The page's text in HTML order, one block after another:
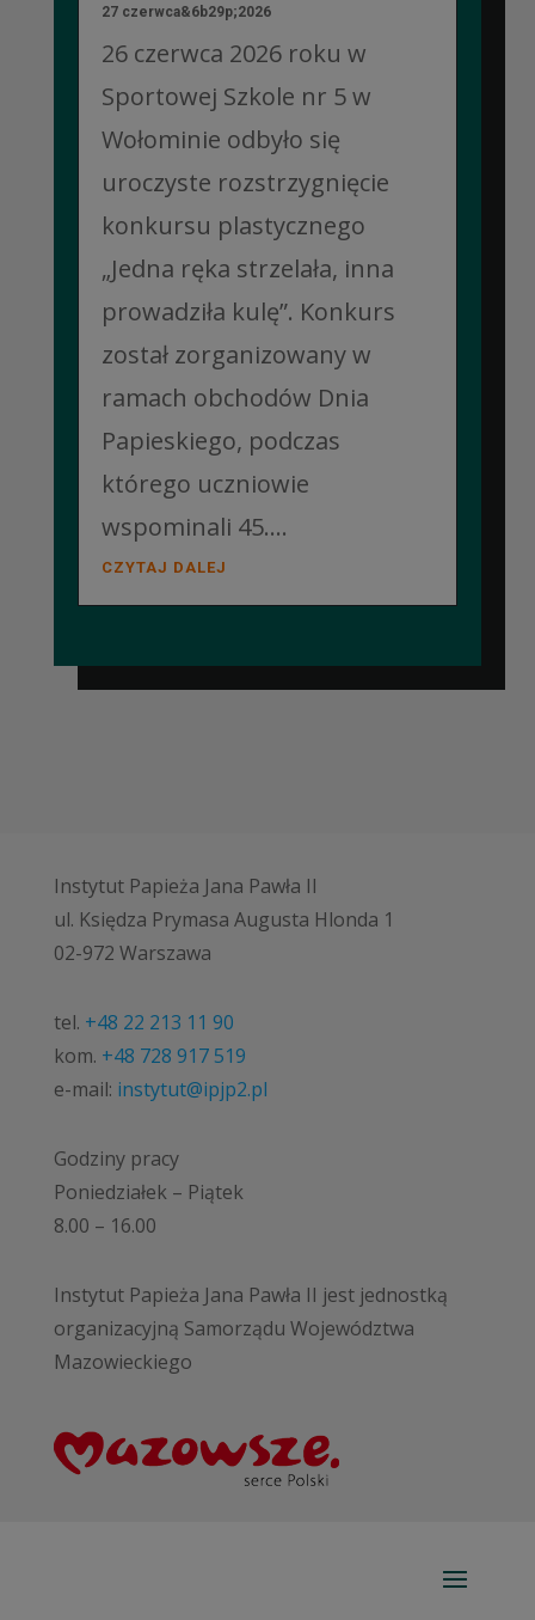
27 czerwca&6b29p;2026
26 czerwca 2026 roku w
Sportowej Szkole nr 5 w
Wołominie odbyło się
uroczyste rozstrzygnięcie
konkursu plastycznego
„Jedna ręka strzelała, inna
prowadziła kulę”. Konkurs
został zorganizowany w
ramach obchodów Dnia
Papieskiego, podczas
którego uczniowie
wspominali 45....
CZYTAJ DALEJ
Instytut Papieża Jana Pawła II
ul. Księdza Prymasa Augusta Hlonda 1
02-972 Warszawa
tel. +48 22 213 11 90
kom. +48 728 917 519
e-mail: instytut@ipjp2.pl
Godziny pracy
Poniedziałek – Piątek
8.00 – 16.00
Instytut Papieża Jana Pawła II jest jednostką
organizacyjną Samorządu Województwa
Mazowieckiego